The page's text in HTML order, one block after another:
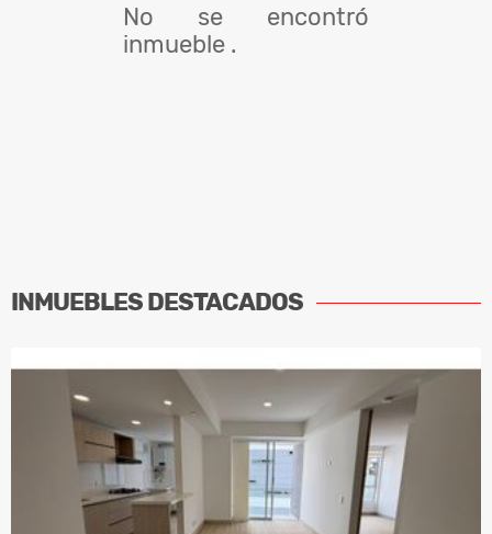
No se encontró
inmueble .
INMUEBLESDESTACADOS